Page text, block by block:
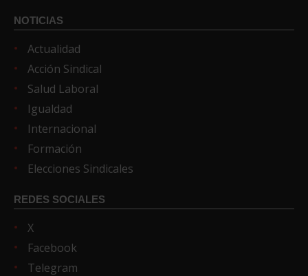
NOTICIAS
Actualidad
Acción Sindical
Salud Laboral
Igualdad
Internacional
Formación
Elecciones Sindicales
REDES SOCIALES
X
Facebook
Telegram